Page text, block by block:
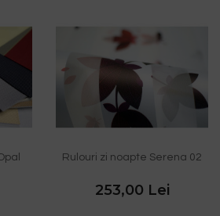
Rulouri zi noapte Serena 02
253,00 Lei